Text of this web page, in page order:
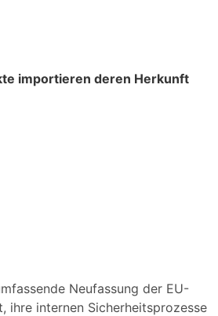
importieren deren Herkunft
Neufassung der EU-
ihre internen Sicherheitsprozesse